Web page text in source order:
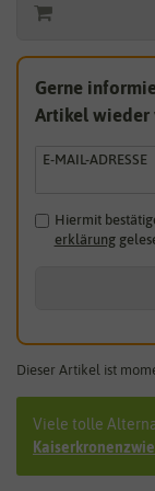
Gerne
Artikel wieder
E-MAIL-ADRESSE
Hiermit
erklärung
Dieser Artikel ist
Viele tolle